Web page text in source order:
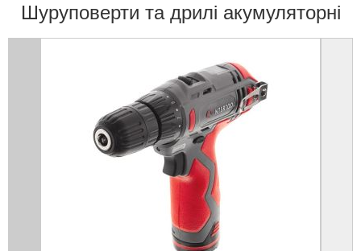
Шуруповерти та дрилі акумуляторні